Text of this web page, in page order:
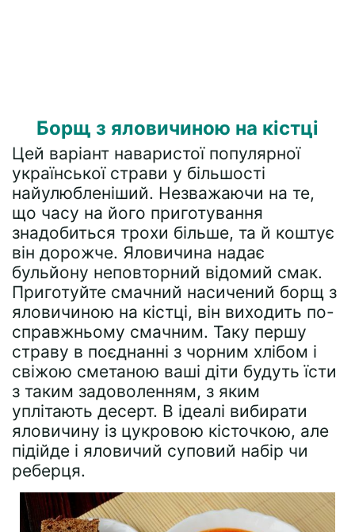
Борщ з яловичиною на кістці
Цей варіант наваристої популярної
української страви у більшості
найулюбленіший. Незважаючи на те,
що часу на його приготування
знадобиться трохи більше, та й коштує
він дорожче. Яловичина надає
бульйону неповторний відомий смак.
Приготуйте смачний насичений борщ з
яловичиною на кістці, він виходить по-
справжньому смачним. Таку першу
страву в поєднанні з чорним хлібом і
свіжою сметаною ваші діти будуть їсти
з таким задоволенням, з яким
уплітають десерт. В ідеалі вибирати
яловичину із цукровою кісточкою, але
підійде і яловичий суповий набір чи
реберця.